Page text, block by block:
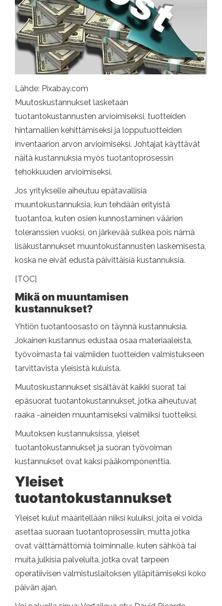
Lähde: Pixabay.com
Muutoskustannukset lasketaan
tuotantokustannusten arvioimiseksi, tuotteiden
hintamallien kehittämiseksi ja lopputuotteiden
inventaarion arvon arvioimiseksi. Johtajat käyttävät
näitä kustannuksia myös tuotantoprosessin
tehokkuuden arvioimiseksi.
Jos yritykselle aiheutuu epätavallisia
muuntokustannuksia, kun tehdään erityistä
tuotantoa, kuten osien kunnostaminen väärien
toleranssien vuoksi, on järkevää sulkea pois nämä
lisäkustannukset muuntokustannusten laskemisesta,
koska ne eivät edusta päivittäisiä kustannuksia.
[TOC]
Mikä on muuntamisen
kustannukset?
Yhtiön tuotantoosasto on täynnä kustannuksia.
Jokainen kustannus edustaa osaa materiaaleista,
työvoimasta tai valmiiden tuotteiden valmistukseen
tarvittavista yleisistä kuluista.
Muutoskustannukset sisältävät kaikki suorat tai
epäsuorat tuotantokustannukset, jotka aiheutuvat
raaka -aineiden muuntamiseksi valmiiksi tuotteiksi.
Muutoksen kustannuksissa, yleiset
tuotantokustannukset ja suoran työvoiman
kustannukset ovat kaksi pääkomponenttia.
Yleiset
tuotantokustannukset
Yleiset kulut määritellään niiksi kuluiksi, joita ei voida
asettaa suoraan tuotantoprosessiin, mutta jotka
ovat välttämättömiä toiminnalle, kuten sähköä tai
muita julkisia palveluita, jotka ovat tarpeen
operatiivisen valmistuslaitoksen ylläpitämiseksi koko
päivän ajan.